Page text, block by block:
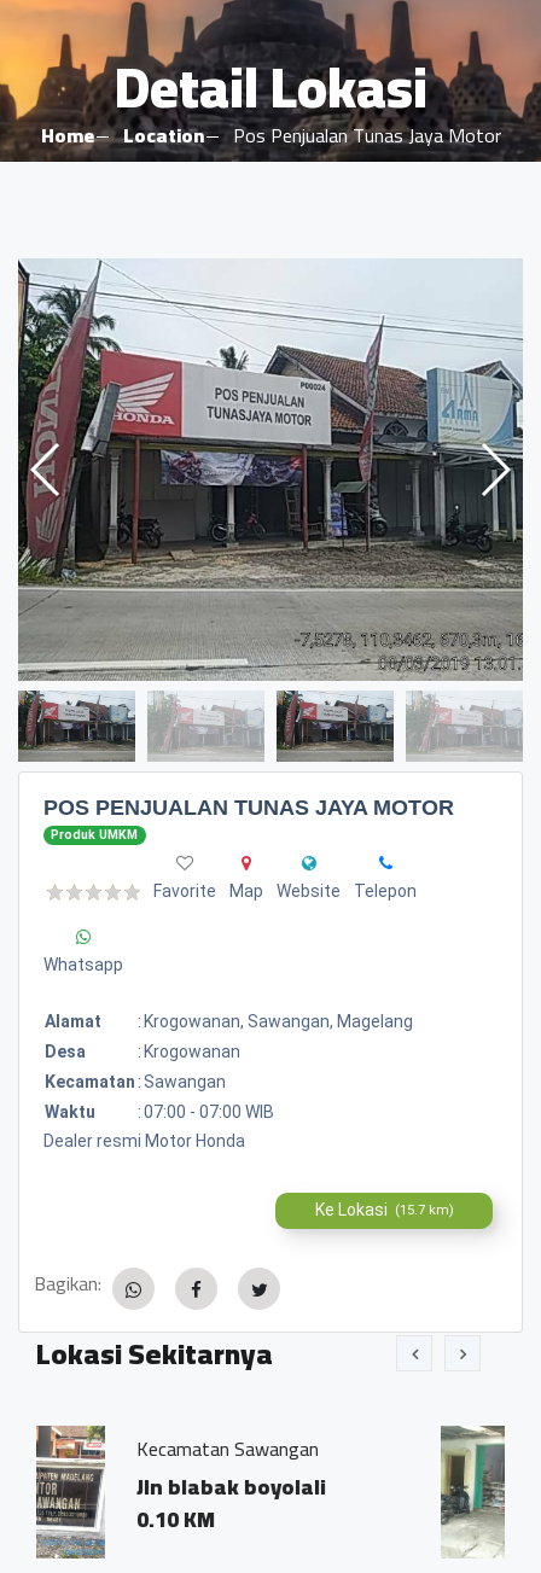
Detail Lokasi
Home Location Pos Penjualan Tunas Jaya Motor
POS PENJUALAN TUNAS JAYA MOTOR
Produk UMKM
Favorite Map Website Telepon
Whatsapp
Alamat : Krogowanan, Sawangan, Magelang
Desa
: Krogowanan
Kecamatan : Sawangan
Waktu
:07:00 - 07:00 WIB
Dealer resmi Motor Honda
Ke Lokasi (15.7 km)
Bagikan:
Lokasi Sekitarnya
Sawangan
boyolali
Fotocopy
Tlatar,
Sawangan,
0.04 KM